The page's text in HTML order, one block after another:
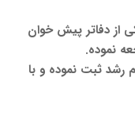
از دفاتر پیش خوان
نموده.
رشد ثبت نموده و با